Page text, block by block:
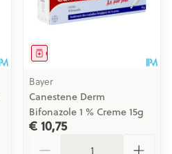
Geneesmiddel
Bayer
Canestene Derm
Bifonazole 1 % Creme 15g
€ 10,75